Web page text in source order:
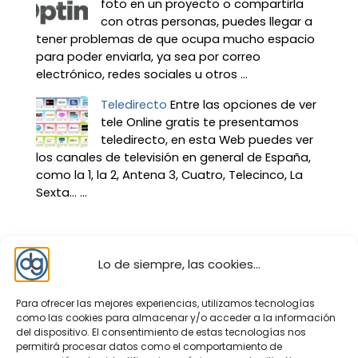
Lo de siempre, las cookies...
Para ofrecer las mejores experiencias, utilizamos tecnologías
como las cookies para almacenar y/o acceder a la información
del dispositivo. El consentimiento de estas tecnologías nos
permitirá procesar datos como el comportamiento de
foto en un proyecto o compartirla
con otras personas, puedes llegar a
tener problemas de que ocupa mucho espacio
para poder enviarla, ya sea por correo
electrónico, redes sociales u otros ...
Teledirecto Entre las opciones de ver
tele Online gratis te presentamos
teledirecto, en esta Web puedes ver
los canales de televisión en general de España,
como la 1, la 2, Antena 3, Cuatro, Telecinco, La
Sexta… ...